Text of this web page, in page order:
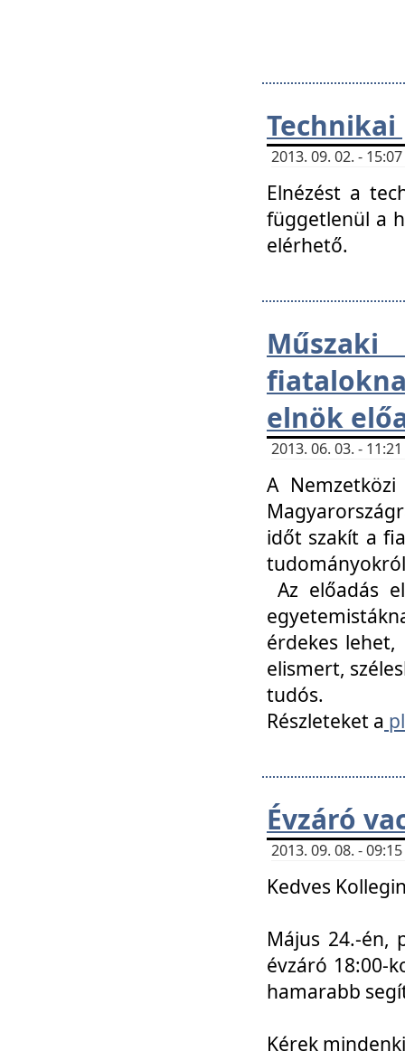
2013. 09. 02. -
Elnézést a
függetlenül a
elérhető.
elnök
2013. 06. 03. -
A
időt szakít a
Az előadás
érdekes lehet,
elismert,
tudós.
Részleteket a
Évzáró
2013. 09. 08. -
Kedves
Május 24.-én,
évzáró 18:00-
hamarabb
Kérek